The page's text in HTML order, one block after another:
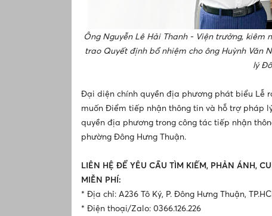
Ông Nguyễn Lê Hải Thanh - Viện trưởng,
trao Quyết định bổ nhiệm cho ông Huỳnh
lý
Đại diện chính quyền địa phương phát biểu Lễ
muốn Điểm tiếp nhận thông tin và hỗ trợ pháp
quyền địa phương trong công tác tiếp nhận
phường Đông Hưng Thuận.
LIÊN HỆ ĐỂ YÊU CẦU TÌM KIẾM, PHẢN ÁNH,
MIỄN PHÍ:
* Địa chỉ: A236 Tô Ký, P. Đông Hưng Thuận,
* Điện thoại/Zalo: 0366.126.226